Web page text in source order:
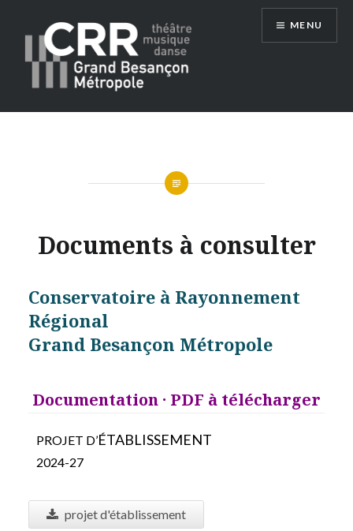
Conservatoire du Grand Besançon
MENU
Documents à consulter
Conservatoire à Rayonnement
Régional
Grand Besançon Métropole
Documentation · PDF à télécharger
PROJET D’ÉTABLISSEMENT
2024-27
projet d'établissement